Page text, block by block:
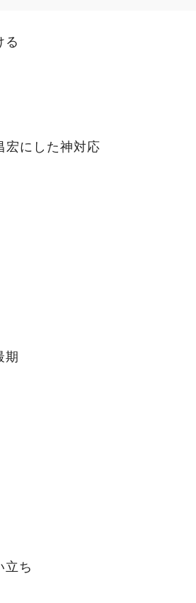
る
宏にした神対応
期
立ち